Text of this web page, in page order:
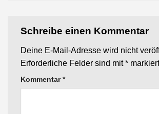
Schreibe einen Kommentar
Deine E-Mail-Adresse wird nicht
Erforderliche Felder sind mit* markiert
Kommentar*